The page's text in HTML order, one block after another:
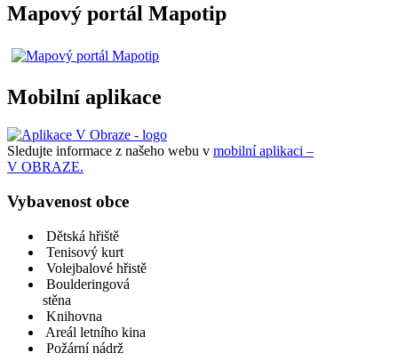
Mapový portál Mapotip
Mobilní aplikace
Sledujte informace z našeho webu v mobilní aplikaci –
V OBRAZE.
Vybavenost obce
Dětská hřiště
Tenisový kurt
Volejbalové hřistě
Boulderingová
stěna
Knihovna
Areál letního kina
Požární nádrž